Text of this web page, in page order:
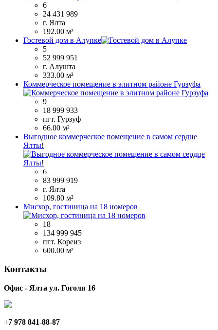
6
24 431 989
г. Ялта
192.00 м²
Гостевой дом в Алупке
5
52 999 951
г. Алушта
333.00 м²
Коммерческое помещение в элитном районе Гурзуфа
9
18 999 933
пгт. Гурзуф
66.00 м²
Выгодное коммерческое помещение в самом сердце
Ялты!
6
83 999 919
г. Ялта
109.80 м²
Мисхор, гостиница на 18 номеров
18
134 999 945
пгт. Кореиз
600.00 м²
Контакты
Офис - Ялта ул. Гоголя 16
+7 978 841-88-87